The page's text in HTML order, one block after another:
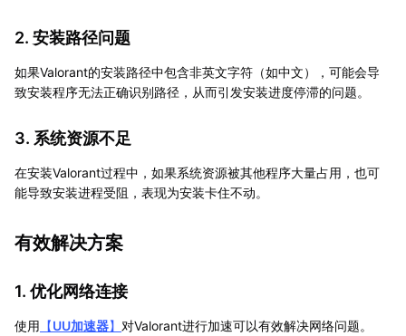
2. 安装路径问题
如果Valorant的安装路径中包含非英文字符（如中文），可能会导
致安装程序无法正确识别路径，从而引发安装进度停滞的问题。
3. 系统资源不足
在安装Valorant过程中，如果系统资源被其他程序大量占用，也可
能导致安装进程受阻，表现为安装卡住不动。
有效解决方案
1. 优化网络连接
使用 【UU加速器】 对Valorant进行加速可以有效解决网络问题。